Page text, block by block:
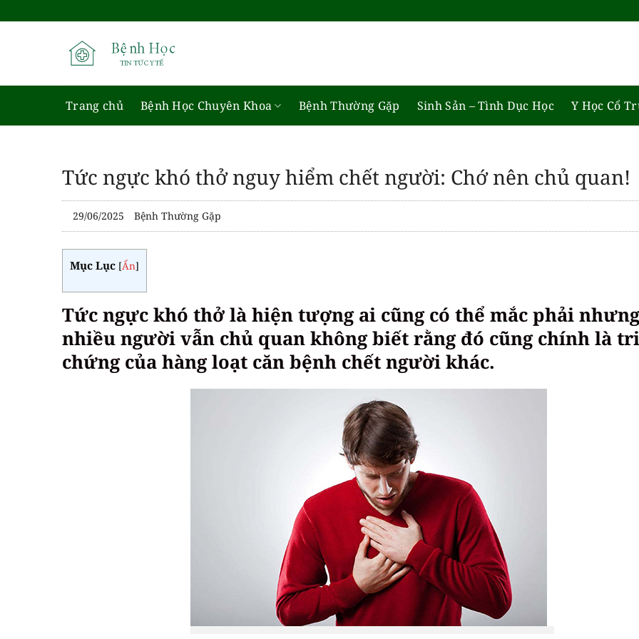
qua
Trang chủ Bệnh Học Chuyên Khoa Bệnh Thường Gặp Sinh Sản – Tình Dục Học Y Học Cổ
Tức ngực khó thở nguy hiểm chết người: Chớ nên chủ quan!
29/06/2025 Bệnh Thường Gặp
Mục Lục [Ẩn]
Tức ngực khó thở là hiện tượng ai cũng có thể mắc phải nhưng
nhiều người vẫn chủ quan không biết rằng đó cũng chính là
chứng của hàng loạt căn bệnh chết người khác.